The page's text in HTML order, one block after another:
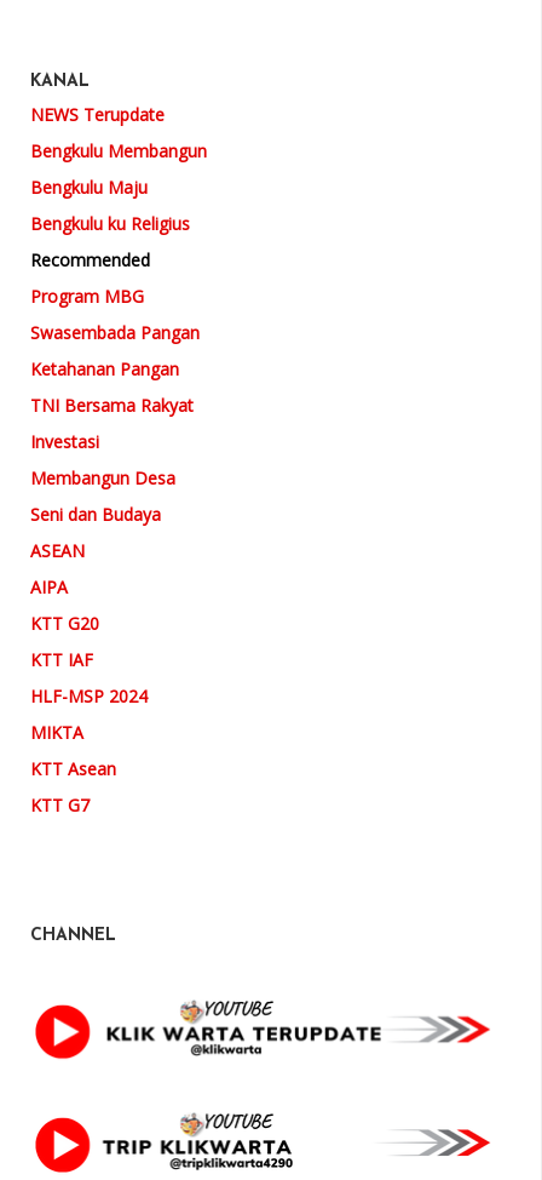
KANAL
NEWS Terupdate
Bengkulu Membangun
Bengkulu Maju
Bengkulu ku Religius
Recommended
Program MBG
Swasembada Pangan
Ketahanan Pangan
TNI Bersama Rakyat
Investasi
Membangun Desa
Seni dan Budaya
ASEAN
AIPA
KTT G20
KTT IAF
HLF-MSP 2024
MIKTA
KTT Asean
KTT G7
CHANNEL